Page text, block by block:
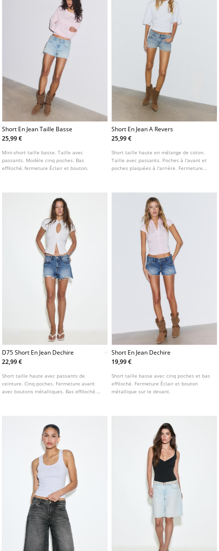
Short En Jean Taille Basse
25,99 €
Mini-short taille basse. Taille avec
passants. Modèle cinq poches. Bas
effiloché, fermeture Éclair et bouton.
Short En Jean A Revers
25,99 €
Short taille haute en mélange de coton.
Taille avec passants. Poches à l'avant et
poches plaquées à l'arrière. Fermeture
plusieurs coloris.
D75 Short En Jean Dechire
22,99 €
Short taille haute avec passants de
ceinture. Cinq poches. Fermeture avant
avec boutons métalliques. Bas effiloché.
Short En Jean Dechire
19,99 €
Short taille basse avec cinq poches et bas
effiloché. Fermeture Éclair et bouton
métallique sur le devant.